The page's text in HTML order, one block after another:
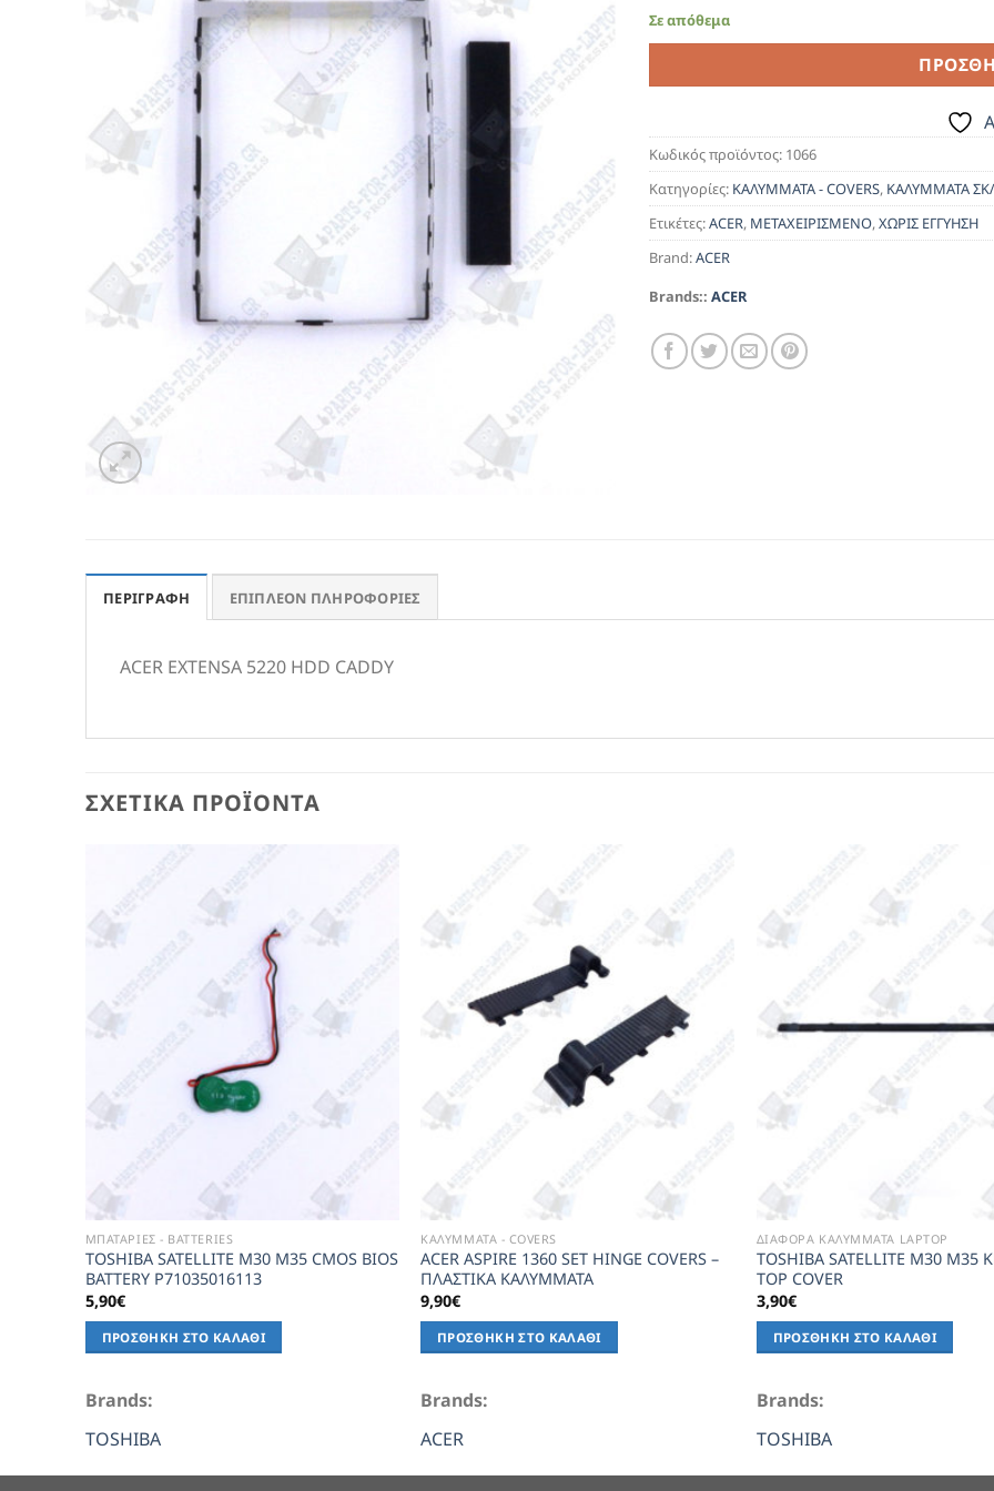
Σε απόθεμα
Κωδικός προϊόντος: 1066
Κατηγορίες: ΚΑΛΥΜΜΑΤΑ - COVERS, ΚΑΛΥΜΜΑΤΑ
Ετικέτες:ACER, ΜΕΤΑΧΕΙΡΙΣΜΕΝΟ,ΧΩΡΙΣ ΕΓΓΥΗΣΗ
Brand:ACER
Brands::ACER
ΠΕΡΙΓΡΑΦΉ ΕΠΙΠΛΈΟΝ ΠΛΗΡΟΦΟΡΊΕΣ
ACER EXTENSA 5220 HDD CADDY
ΣΧΕΤΙΚΆ ΠΡΟΪΌΝΤΑ
Wishlist
ΜΠΑΤΑΡΙΕΣ - BATTERIES
TOSHIBA SATELLITE M30 M35 CMOS BIOS
BATTERY P71035016113
5,90€
ΠΡΟΣΘΉΚΗ ΣΤΟ ΚΑΛΆΘΙ
Brands:
TOSHIBA
Wishlist
ΚΑΛΥΜΜΑΤΑ - COVERS
ACER ASPIRE 1360 SET HINGE COVERS –
ΠΛΑΣΤΙΚΑ ΚΑΛΥΜΜΑΤΑ
9,90€
ΠΡΟΣΘΉΚΗ ΣΤΟ ΚΑΛΆΘΙ
Brands:
ACER
ΔΙΑΦΟΡΑ ΚΑΛΥΜΜΑΤΑ LAPTOP
TOSHIBA SATELLITE M30 M35
TOP COVER
3,90€
ΠΡΟΣΘΉΚΗ ΣΤΟ ΚΑΛΆΘΙ
Brands:
TOSHIBA